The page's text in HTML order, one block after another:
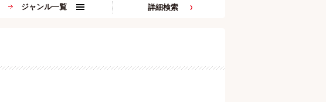
ジャンル一覧 詳細検索